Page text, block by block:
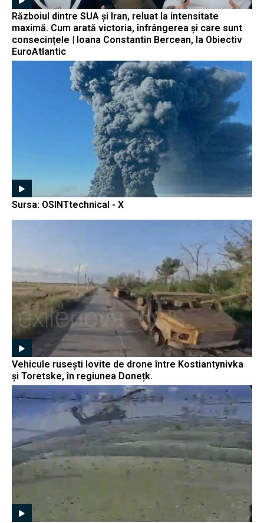
Războiul dintre SUA și Iran, reluat la intensitate
maximă. Cum arată victoria, înfrângerea și care sunt
consecințele | Ioana Constantin Bercean, la Obiectiv
EuroAtlantic
Sursa: OSINTtechnical - X
Vehicule rusești lovite de drone între Kostiantynivka
și Toretske, în regiunea Donețk.